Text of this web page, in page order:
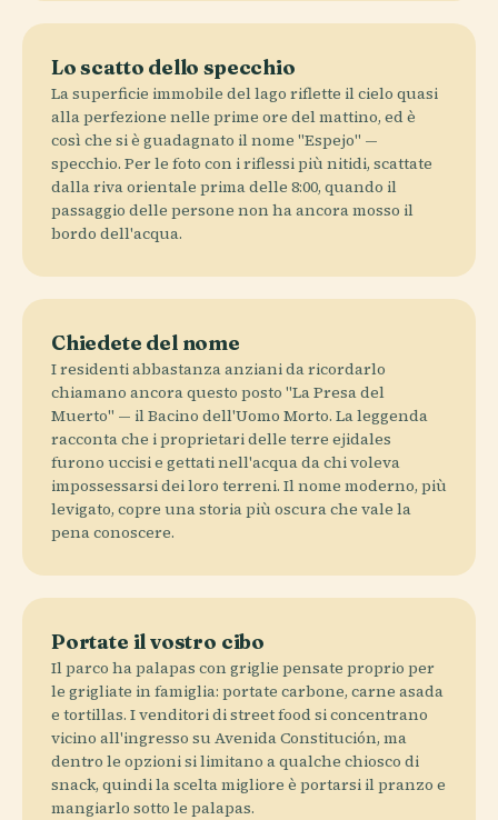
Lo scatto dello specchio
La superficie immobile del lago riflette il cielo quasi
alla perfezione nelle prime ore del mattino, ed è
così che si è guadagnato il nome "Espejo" —
specchio. Per le foto con i riflessi più nitidi, scattate
dalla riva orientale prima delle 8:00, quando il
passaggio delle persone non ha ancora mosso il
bordo dell'acqua.
Chiedete del nome
I residenti abbastanza anziani da ricordarlo
chiamano ancora questo posto "La Presa del
Muerto" — il Bacino dell'Uomo Morto. La leggenda
racconta che i proprietari delle terre ejidales
furono uccisi e gettati nell'acqua da chi voleva
impossessarsi dei loro terreni. Il nome moderno, più
levigato, copre una storia più oscura che vale la
pena conoscere.
Portate il vostro cibo
Il parco ha palapas con griglie pensate proprio per
le grigliate in famiglia: portate carbone, carne asada
e tortillas. I venditori di street food si concentrano
vicino all'ingresso su Avenida Constitución, ma
dentro le opzioni si limitano a qualche chiosco di
snack, quindi la scelta migliore è portarsi il pranzo e
mangiarlo sotto le palapas.